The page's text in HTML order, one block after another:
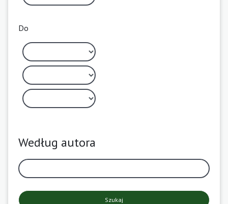
Do
Według autora
Szukaj